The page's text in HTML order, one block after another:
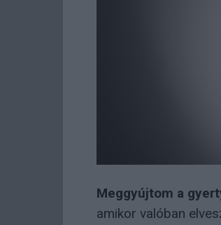
Meggyújtom a
amikor valóban